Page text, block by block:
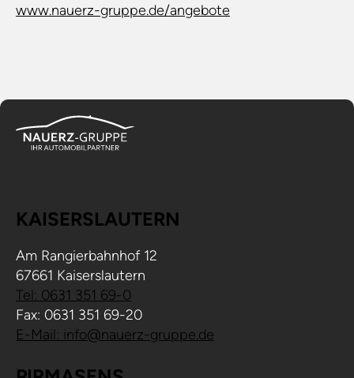
www.nauerz-gruppe.de/angebote
KAISERSLAUTERN
Am Rangierbahnhof 12
67661 Kaiserslautern
Tel: 0631 351 69-0
Fax: 0631 351 69-20
E-Mail: info@nauerz-gruppe.de